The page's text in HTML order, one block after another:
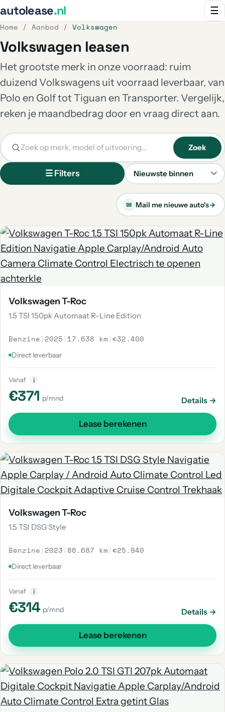
autolease.nl ☰
Home / Aanbod / Volkswagen
Volkswagen leasen
Het grootste merk in onze voorraad: ruim
duizend Volkswagens uit voorraad leverbaar, van
Polo en Golf tot Tiguan en Transporter. Vergelijk,
reken je maandbedrag door en vraag direct aan.
☰ Filters
Sorteren
Zoek
✉ Mail me nieuwe auto's→
Volkswagen T-Roc
1.5 TSI 150pk Automaat R-Line Edition
Benzine | 2025 | 17.638 km |€32.400
Direct leverbaar
Vanaf i
€371 p/mnd Details →
Lease berekenen
Volkswagen T-Roc
1.5 TSI DSG Style
Benzine | 2023 | 86.687 km |€25.940
Direct leverbaar
Vanaf i
€314 p/mnd Details →
Lease berekenen